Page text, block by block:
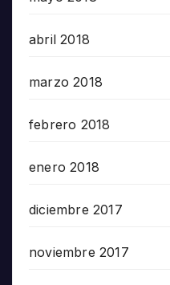
abril 2018
marzo 2018
febrero 2018
enero 2018
diciembre 2017
noviembre 2017